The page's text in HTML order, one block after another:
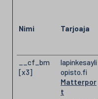
Nimi Tarjoaja
__cf_bm
[x3]
lapinkesayli
opisto.fi
Matterpor
t